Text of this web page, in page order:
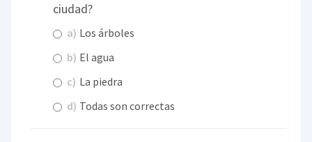
ciudad?
a) Los árboles
b) El agua
c) La piedra
d) Todas son correctas